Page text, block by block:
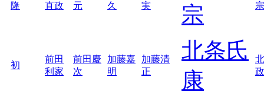
隆
直政
元
久
実
宗
宗
初
前田
利家
前田慶
次
加藤嘉
明
加藤清
正
北条氏
康
政